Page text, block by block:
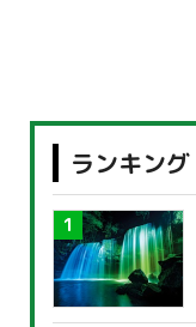
ランキング